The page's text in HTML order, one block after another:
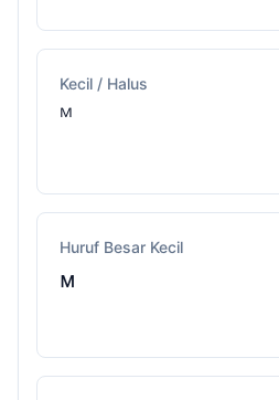
Kecil / Halus
ᴹ
Huruf Besar Kecil
ᴍ